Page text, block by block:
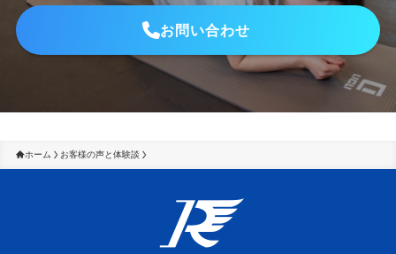
お問い合わせ
ホーム お客様の声と体験談